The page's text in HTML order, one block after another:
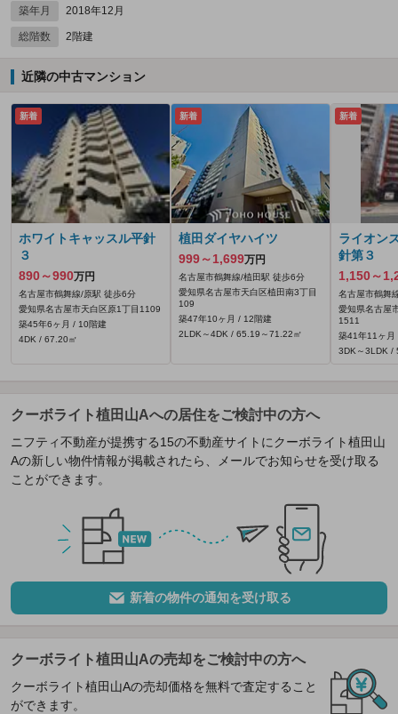
築年月
2018年12月
総階数 2階建
近隣の中古マンション
新着
ホワイトキャッスル平針
３
890～990万円
名古屋市鶴舞線/原駅 徒歩6分
愛知県名古屋市天白区原1丁目1109
築45年6ヶ月 / 10階建
4DK / 67.20㎡
新着
植田ダイヤハイツ
999～1,699万円
名古屋市鶴舞線/植田駅 徒歩6分
愛知県名古屋市天白区植田南3丁目
109
築47年10ヶ月 / 12階建
2LDK～4DK / 65.19～71.22㎡
新着
ライオン
針第３
1,150～
名古屋市鶴舞
愛知県名古屋
1511
築41年11ヶ月
3DK～3LDK /
クーボライト植田山Aへの居住をご検討中の方へ
ニフティ不動産が提携する15の不動産サイトにクーボライト植田山
Aの新しい物件情報が掲載されたら、メールでお知らせを受け取る
ことができます。
新着の物件の通知を受け取る
クーボライト植田山Aの売却をご検討中の方へ
クーボライト植田山Aの売却価格を無料で査定すること
ができます。